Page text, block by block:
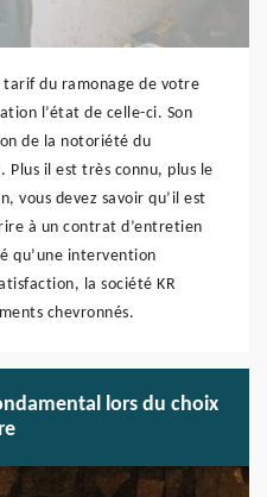
du ramonage de votre
l’état de celle-ci. Son
de la notoriété du
il est très connu, plus le
vous devez savoir qu’il est
à un contrat d’entretien
qu’une intervention
la société KR
chevronnés.
lors du choix